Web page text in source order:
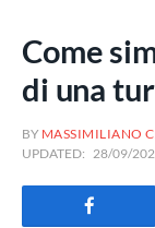
Come
di una
BY MASSIMILIANO
UPDATED: 28/09/